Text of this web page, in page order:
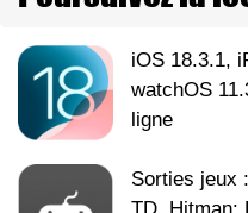
iOS 18.3.1,
watchOS
ligne
Sorties jeux